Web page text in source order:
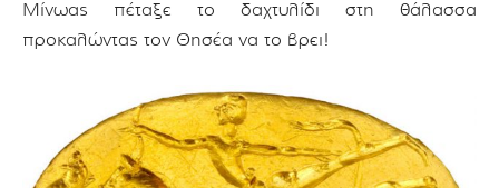
Μίνωας πέταξε το δαχτυλίδι στη θάλασσα
προκαλώντας τον Θησέα να το βρει!